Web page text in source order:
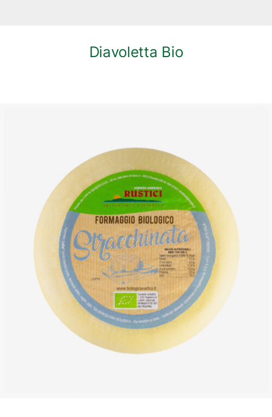
Diavoletta Bio
DETTAGLI